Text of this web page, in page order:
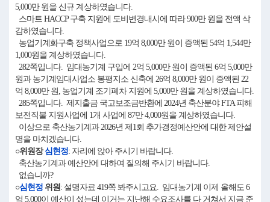
5,000만 원을 신규 계상하였습니다.
스마트 HACCP 구축 지원에 도비변경내시에 따라 900만 원을 전액 삭
감하였습니다.
농업기계화구축 정책사업으로 19억 8,000만 원이 증액된 54억 1,544만
1,000원을 계상하였습니다.
282쪽입니다. 임대농기계 구입에 2억 5,000만 원이 증액된 6억 5,000만
원과 농기계임대사업소 봉평지소 신축에 26억 8,000만 원이 증액된 22
억 8,000만 원, 농업기계 조기폐차 지원에 5,000만 원을 계상하였습니다.
285쪽입니다. 제지출금 국고보조금반환에 2024년 축산분야 FTA 피해
보전직불 지원사업에 1개 사업에 87만 4,000원을 계상하였습니다.
이상으로 축산농기계과 2026년 제1회 추가경정예산안에 대한 제안설
명을 마치겠습니다.
○위원장심현정: 자리에 앉아 주시기 바랍니다.
축산농기계과 예산안에 대하여 질의해 주시기 바랍니다.
없습니까?
○심현정 위원: 설명자료 419쪽 봐주시고요. 임대농기계 이제 올해도 6
억 5,000이 예산이 섰는데 이거는 지난해 수요조사를 다 거쳐서 지금 준